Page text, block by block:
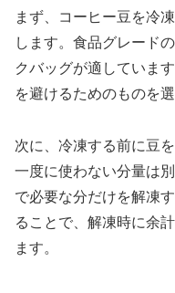
まず、コーヒー豆を冷
します。食品グレード
クバッグが適していま
を避けるためのものを選
次に、冷凍する前に豆
一度に使わない分量は
で必要な分だけを解凍
ることで、解凍時に余
ます。